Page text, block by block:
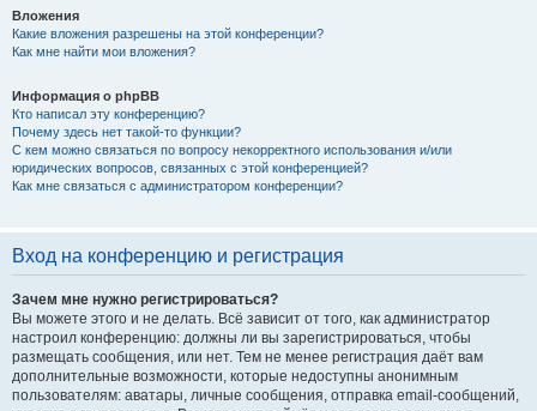
Вложения
Какие вложения разрешены на этой конференции?
Как мне найти мои вложения?
Информация о phpBB
Кто написал эту конференцию?
Почему здесь нет такой-то функции?
С кем можно связаться по вопросу некорректного использования и/или
юридических вопросов, связанных с этой конференцией?
Как мне связаться с администратором конференции?
Вход на конференцию и регистрация
Зачем мне нужно регистрироваться?
Вы можете этого и не делать. Всё зависит от того, как администратор
настроил конференцию: должны ли вы зарегистрироваться, чтобы
размещать сообщения, или нет. Тем не менее регистрация даёт вам
дополнительные возможности, которые недоступны анонимным
пользователям: аватары, личные сообщения, отправка email-сообщений,